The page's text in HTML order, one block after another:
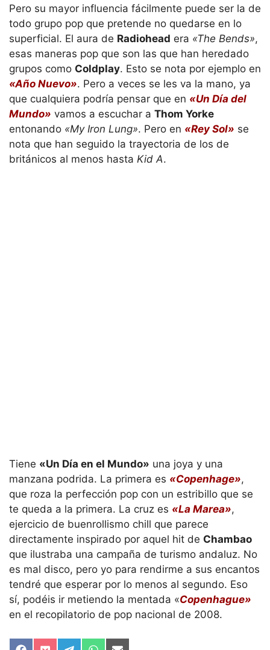
Pero su mayor influencia fácilmente puede ser la de
todo grupo pop que pretende no quedarse en lo
superficial. El aura de Radiohead era «The Bends»,
esas maneras pop que son las que han heredado
grupos como Coldplay. Esto se nota por ejemplo en
«Año Nuevo». Pero a veces se les va la mano, ya
que cualquiera podría pensar que en «Un Día del
Mundo» vamos a escuchar a Thom Yorke
entonando «My Iron Lung». Pero en «Rey Sol» se
nota que han seguido la trayectoria de los de
británicos al menos hasta Kid A.
Tiene «Un Día en el Mundo» una joya y una
manzana podrida. La primera es «Copenhage»,
que roza la perfección pop con un estribillo que se
te queda a la primera. La cruz es «La Marea»,
ejercicio de buenrollismo chill que parece
directamente inspirado por aquel hit de Chambao
que ilustraba una campaña de turismo andaluz. No
es mal disco, pero yo para rendirme a sus encantos
tendré que esperar por lo menos al segundo. Eso
sí, podéis ir metiendo la mentada «Copenhague»
en el recopilatorio de pop nacional de 2008.